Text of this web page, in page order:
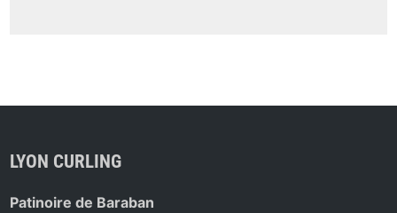
LYON CURLING
Patinoire de Baraban